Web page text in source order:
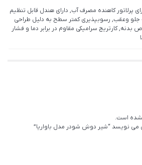
پرلاتور کاهنده مصرف آب, دارای هندل قابل تنظیم
جلو وعقب, رسوب­پذیری کم­تر سطح به دلیل طراحی
بدنه, کارتریج سرامیکی مقاوم در برابر دما و فشار
نشده است.
می نویسد “شیر دوش شودر مدل باواریا”